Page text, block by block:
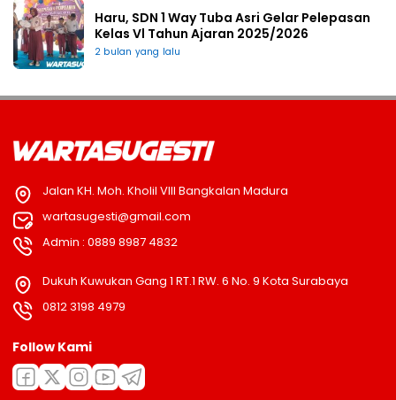
Haru, SDN 1 Way Tuba Asri Gelar Pelepasan
Kelas Vl Tahun Ajaran 2025/2026
2 bulan yang lalu
Jalan KH. Moh. Kholil VIII Bangkalan Madura
wartasugesti@gmail.com
Admin : 0889 8987 4832
Dukuh Kuwukan Gang 1 RT.1 RW. 6 No. 9 Kota Surabaya
0812 3198 4979
Follow Kami